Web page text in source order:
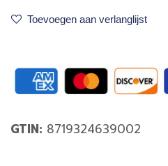
Toevoegen aan verlanglijst
GTIN: 8719324639002